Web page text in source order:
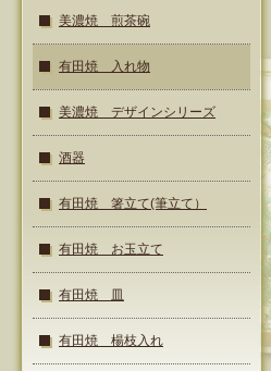
美濃焼 煎茶碗
有田焼 入れ物
美濃焼 デザインシリーズ
酒器
有田焼 箸立て(筆立て）
有田焼 お玉立て
有田焼 皿
有田焼 楊枝入れ